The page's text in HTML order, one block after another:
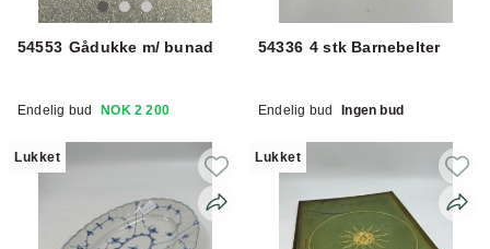
54553 Gådukke m/ bunad
Endelig bud NOK 2 200
54336 4 stk Barnebelter
Endelig bud Ingen bud
Lukket Lukket